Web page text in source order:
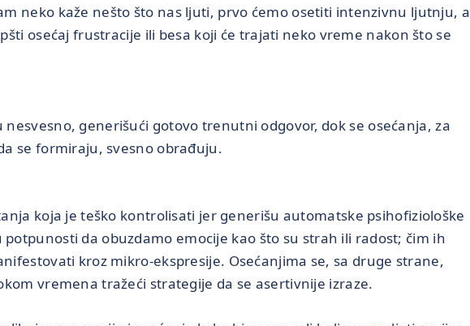
neko kaže nešto što nas ljuti, prvo ćemo osetiti intenzivnu ljutnju, a
osećaj frustracije ili besa koji će trajati neko vreme nakon što se
nesvesno, generišući gotovo trenutni odgovor, dok se osećanja, za
se formiraju, svesno obrađuju.
koja je teško kontrolisati jer generišu automatske psihofiziološke
potpunosti da obuzdamo emocije kao što su strah ili radost; čim ih
kroz mikro-ekspresije. Osećanjima se, sa druge strane,
vremena tražeći strategije da se asertivnije izraze.